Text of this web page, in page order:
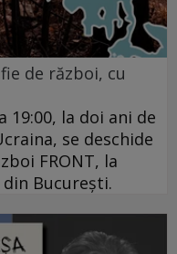
de război, cu
19:00, la doi ani de
se deschide
FRONT, la
din București.